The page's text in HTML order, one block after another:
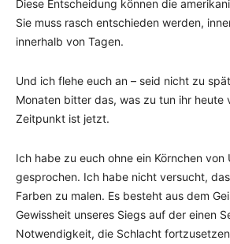
Diese Entscheidung können die
Sie muss rasch entschieden werden,
innerhalb von Tagen.
Und ich flehe euch an – seid nicht zu
Monaten bitter das, was zu tun ihr heute
Zeitpunkt ist jetzt.
Ich habe zu euch ohne ein Körnchen von
gesprochen. Ich habe nicht versucht,
Farben zu malen. Es besteht aus dem
Gewissheit unseres Siegs auf der einen
Notwendigkeit, die Schlacht